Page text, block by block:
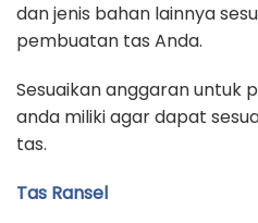
dan jenis bahan lainnya
pembuatan tas Anda.
Sesuaikan anggaran untuk
anda miliki agar dapat
tas.
Tas Ransel